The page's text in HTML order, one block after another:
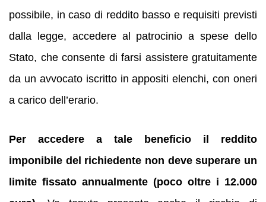
possibile, in caso di reddito basso e requisiti previsti
dalla legge, accedere al patrocinio a spese dello
Stato, che consente di farsi assistere gratuitamente
da un avvocato iscritto in appositi elenchi, con oneri
a carico dell’erario.
Per accedere a tale beneficio il reddito
imponibile del richiedente non deve superare un
limite fissato annualmente (poco oltre i 12.000